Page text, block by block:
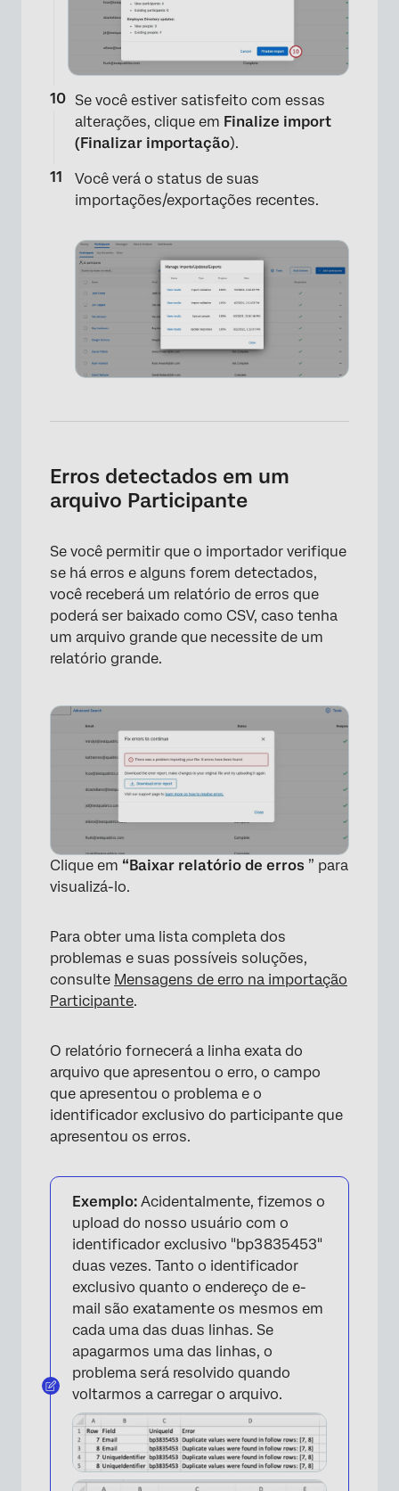
Se você estiver satisfeito com essas
alterações, clique em Finalize import
(Finalizar importação).
Você verá o status de suas
importações/exportações recentes.
Erros detectados em um
arquivo Participante
Se você permitir que o importador verifique
se há erros e alguns forem detectados,
você receberá um relatório de erros que
poderá ser baixado como CSV, caso tenha
um arquivo grande que necessite de um
relatório grande.
Clique em “Baixar relatório de erros ” para
visualizá-lo.
Para obter uma lista completa dos
problemas e suas possíveis soluções,
consulte Mensagens de erro na importação
Participante.
O relatório fornecerá a linha exata do
arquivo que apresentou o erro, o campo
que apresentou o problema e o
identificador exclusivo do participante que
apresentou os erros.
Exemplo: Acidentalmente, fizemos o
upload do nosso usuário com o
identificador exclusivo "bp3835453"
duas vezes. Tanto o identificador
exclusivo quanto o endereço de e-
mail são exatamente os mesmos em
cada uma das duas linhas. Se
apagarmos uma das linhas, o
problema será resolvido quando
voltarmos a carregar o arquivo.